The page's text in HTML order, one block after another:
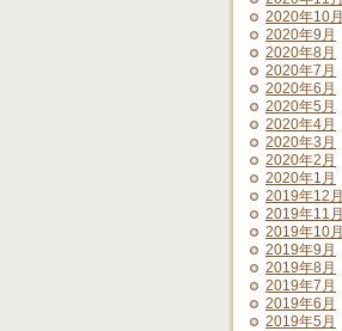
2020年10月
2020年9月
2020年8月
2020年7月
2020年6月
2020年5月
2020年4月
2020年3月
2020年2月
2020年1月
2019年12月
2019年11月
2019年10月
2019年9月
2019年8月
2019年7月
2019年6月
2019年5月